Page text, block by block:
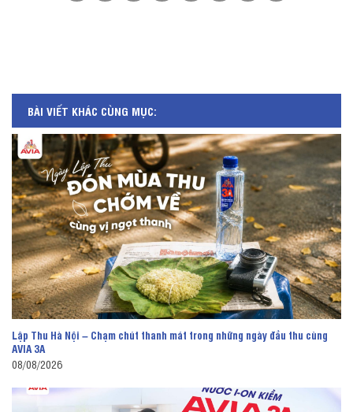
BÀI VIẾT KHÁC CÙNG MỤC:
Lập Thu Hà Nội – Chạm chút thanh mát trong những ngày đầu thu cùng
AVIA 3A
08/08/2026